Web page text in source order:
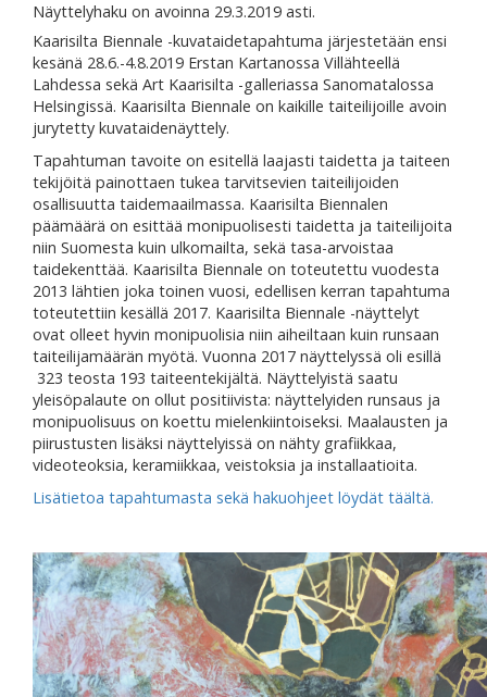
Näyttelyhaku on avoinna 29.3.2019 asti.
Kaarisilta Biennale -kuvataidetapahtuma järjestetään ensi
kesänä 28.6.-4.8.2019 Erstan Kartanossa Villähteellä
Lahdessa sekä Art Kaarisilta -galleriassa Sanomatalossa
Helsingissä. Kaarisilta Biennale on kaikille taiteilijoille avoin
jurytetty kuvataidenäyttely.
Tapahtuman tavoite on esitellä laajasti taidetta ja taiteen
tekijöitä painottaen tukea tarvitsevien taiteilijoiden
osallisuutta taidemaailmassa. Kaarisilta Biennalen
päämäärä on esittää monipuolisesti taidetta ja taiteilijoita
niin Suomesta kuin ulkomailta, sekä tasa-arvoistaa
taidekenttää. Kaarisilta Biennale on toteutettu vuodesta
2013 lähtien joka toinen vuosi, edellisen kerran tapahtuma
toteutettiin kesällä 2017. Kaarisilta Biennale -näyttelyt
ovat olleet hyvin monipuolisia niin aiheiltaan kuin runsaan
taiteilijamäärän myötä. Vuonna 2017 näyttelyssä oli esillä
323 teosta 193 taiteentekijältä. Näyttelyistä saatu
yleisöpalaute on ollut positiivista: näyttelyiden runsaus ja
monipuolisuus on koettu mielenkiintoiseksi. Maalausten ja
piirustusten lisäksi näyttelyissä on nähty grafiikkaa,
videoteoksia, keramiikkaa, veistoksia ja installaatioita.
Lisätietoa tapahtumasta sekä hakuohjeet löydät täältä.